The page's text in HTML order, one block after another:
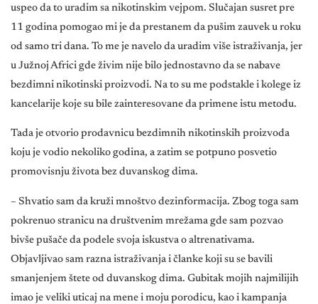
uspeo da to uradim sa nikotinskim vejpom. Slučajan susret pre
11 godina pomogao mi je da prestanem da pušim zauvek u roku
od samo tri dana. To me je navelo da uradim više istraživanja, jer
u Južnoj Africi gde živim nije bilo jednostavno da se nabave
bezdimni nikotinski proizvodi. Na to su me podstakle i kolege iz
kancelarije koje su bile zainteresovane da primene istu metodu.
Tada je otvorio prodavnicu bezdimnih nikotinskih proizvoda
koju je vodio nekoliko godina, a zatim se potpuno posvetio
promovisnju života bez duvanskog dima.
– Shvatio sam da kruži mnoštvo dezinformacija. Zbog toga sam
pokrenuo stranicu na društvenim mrežama gde sam pozvao
bivše pušače da podele svoja iskustva o altrenativama.
Objavljivao sam razna istraživanja i članke koji su se bavili
smanjenjem štete od duvanskog dima. Gubitak mojih najmilijih
imao je veliki uticaj na mene i moju porodicu, kao i kampanja